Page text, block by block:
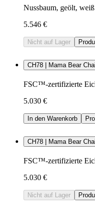
Nussbaum, geölt,
5.546 €
Nicht auf Lager
CH78 | Mama Bear
FSC™-zertifizierte
5.030 €
In den Warenkorb
CH78 | Mama Bear
FSC™-zertifizierte
5.030 €
Nicht auf Lager